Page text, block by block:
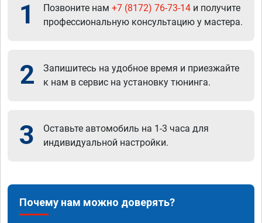
1 Позвоните нам +7 (8172) 76-73-14 и получите
профессиональную консультацию у мастера.
2
Запишитесь на удобное время и приезжайте
к нам в сервис на установку тюнинга.
3
Оставьте автомобиль на 1-3 часа для
индивидуальной настройки.
Почему нам можно доверять?